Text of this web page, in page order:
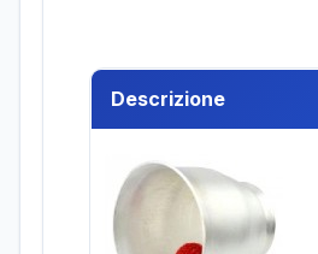
Descrizione